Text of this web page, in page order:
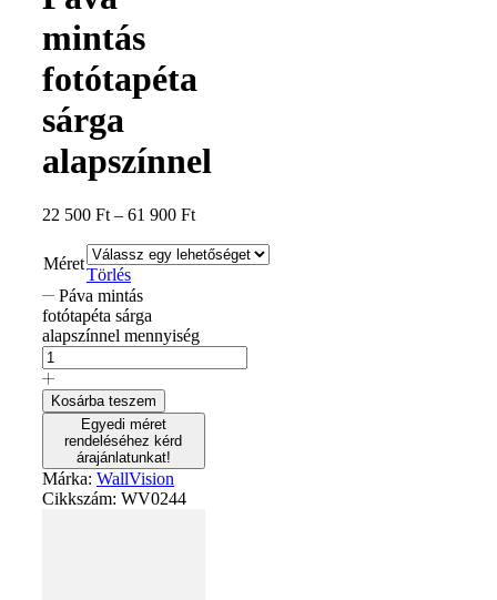
mintás
fotótapéta
sárga
alapszínnel
22 500 Ft – 61 900 Ft
Méret
Törlés
Páva mintás
fotótapéta sárga
alapszínnel mennyiség
Kosárba teszem
Egyedi méret
rendeléséhez kérd
árajánlatunkat!
Márka: WallVision
Cikkszám: WV0244